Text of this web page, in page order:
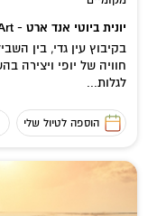
יונית ביוטי אנד ארט - Yonit Beauty & Art
בקיבוץ עין גדי, בין
חוויה של יופי ויצירה
לגלות...
הוספה לטיול שלי